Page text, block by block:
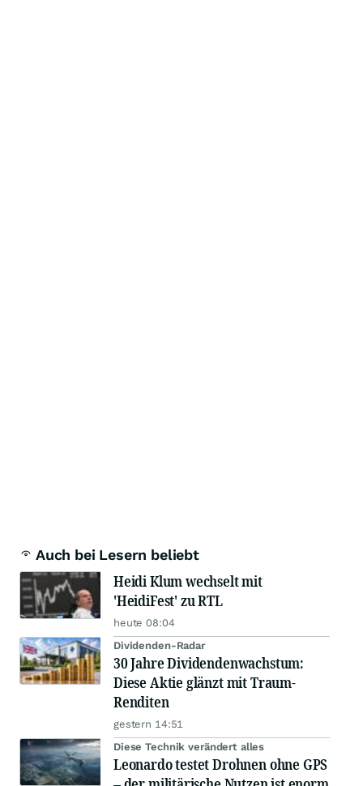
Auch bei Lesern beliebt
Heidi Klum wechselt mit
'HeidiFest' zu RTL
heute 08:04
Dividenden-Radar
30 Jahre Dividendenwachstum:
Diese Aktie glänzt mit Traum-
Renditen
gestern 14:51
Diese Technik verändert alles
Leonardo testet Drohnen ohne GPS